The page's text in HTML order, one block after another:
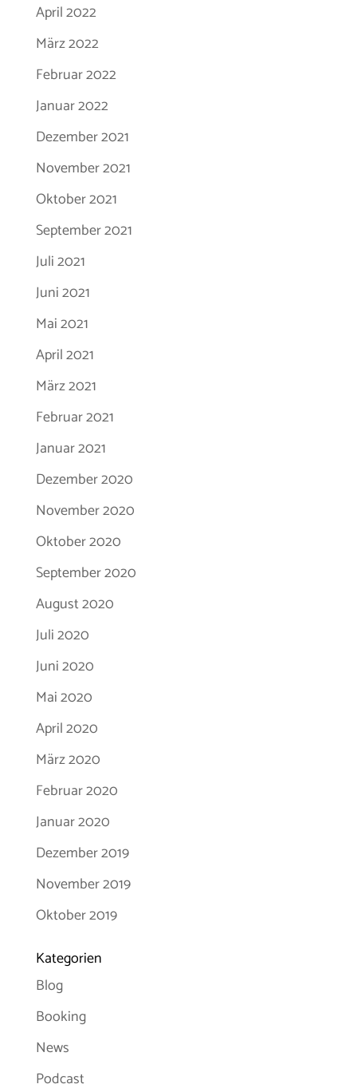
April 2022
März 2022
Februar 2022
Januar 2022
Dezember 2021
November 2021
Oktober 2021
September 2021
Juli 2021
Juni 2021
Mai 2021
April 2021
März 2021
Februar 2021
Januar 2021
Dezember 2020
November 2020
Oktober 2020
September 2020
August 2020
Juli 2020
Juni 2020
Mai 2020
April 2020
März 2020
Februar 2020
Januar 2020
Dezember 2019
November 2019
Oktober 2019
Kategorien
Blog
Booking
News
Podcast